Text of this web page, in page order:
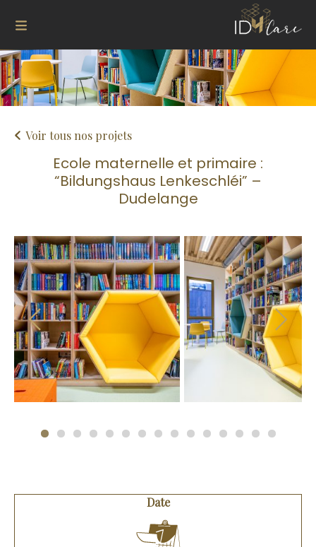
Voir tous nos projets
Ecole maternelle et primaire :
“Bildungshaus Lenkeschléi” –
Dudelange
Previous
Next
Date